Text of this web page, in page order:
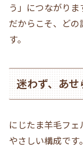
う」につながりま
だからこそ、ど
す。
迷わず、あせ
にじたま羊毛フ
やさしい構成です。